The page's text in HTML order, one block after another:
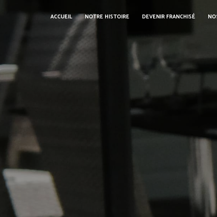
ACCUEIL NOTRE HISTOIRE DEVENIR FRANCHISÉ